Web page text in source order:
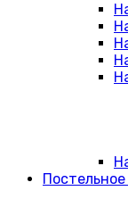
Постельное